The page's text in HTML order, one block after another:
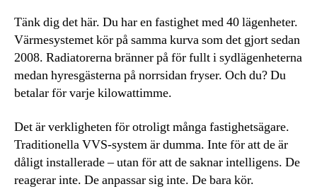
Tänk dig det här. Du har en fastighet med 40 lägenheter.
Värmesystemet kör på samma kurva som det gjort sedan
2008. Radiatorerna bränner på för fullt i sydlägenheterna
medan hyresgästerna på norrsidan fryser. Och du? Du
betalar för varje kilowattimme.
Det är verkligheten för otroligt många fastighetsägare.
Traditionella VVS-system är dumma. Inte för att de är
dåligt installerade – utan för att de saknar intelligens. De
reagerar inte. De anpassar sig inte. De bara kör.